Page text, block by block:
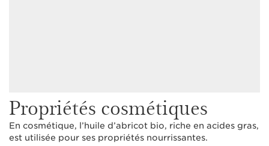
Propriétés cosmétiques
En cosmétique, l’huile d’abricot bio, riche en acides gras,
est utilisée pour ses propriétés nourrissantes.